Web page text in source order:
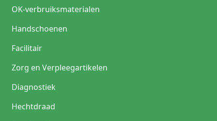
OK-verbruiksmaterialen
Handschoenen
Facilitair
Zorg en Verpleegartikelen
Diagnostiek
Hechtdraad